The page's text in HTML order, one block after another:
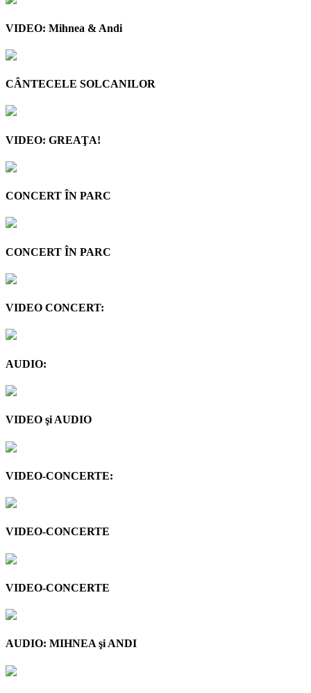
VIDEO: Mihnea & Andi
CÂNTECELE SOLCANILOR
VIDEO: GREAŢA!
CONCERT ÎN PARC
CONCERT ÎN PARC
VIDEO CONCERT:
AUDIO:
VIDEO şi AUDIO
VIDEO-CONCERTE:
VIDEO-CONCERTE
VIDEO-CONCERTE
AUDIO: MIHNEA şi ANDI